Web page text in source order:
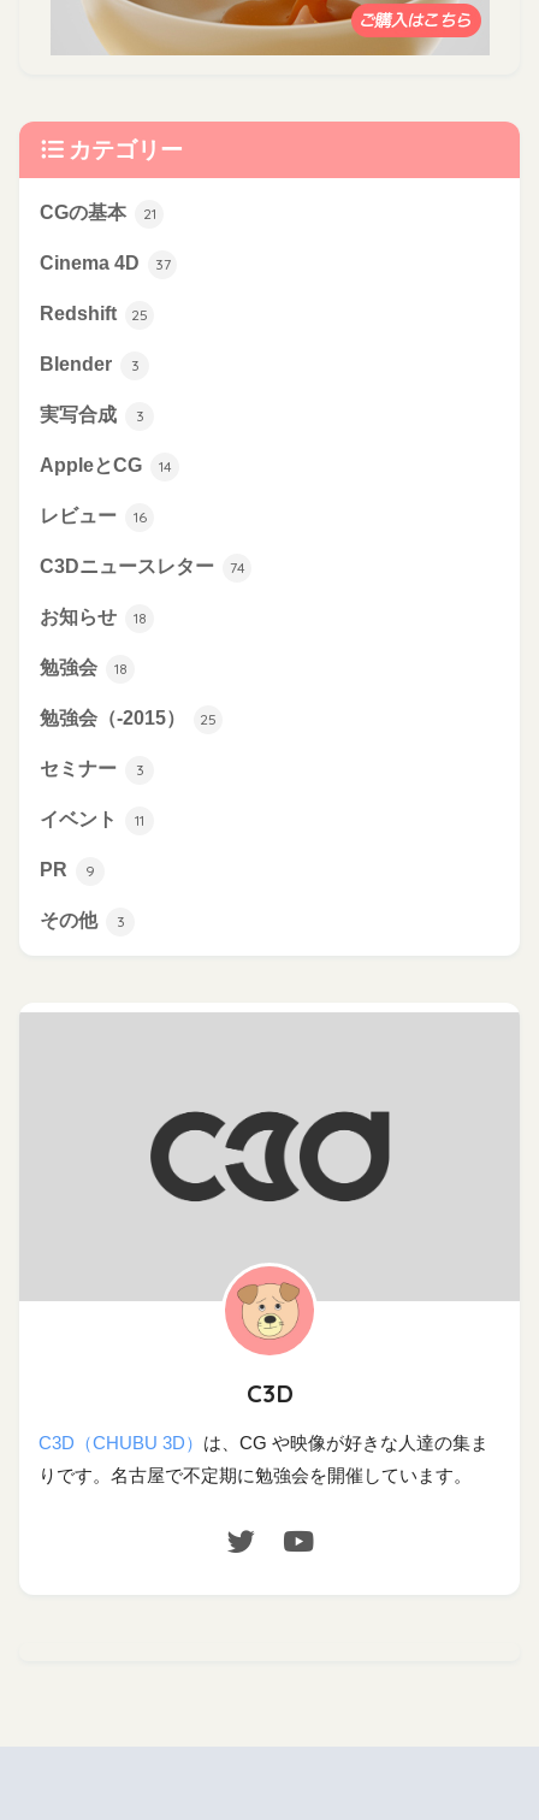
カテゴリー
CGの基本 21
Cinema 4D 37
Redshift 25
Blender 3
実写合成 3
AppleとCG 14
レビュー 16
C3Dニュースレター 74
お知らせ 18
勉強会 18
勉強会（-2015） 25
セミナー 3
イベント 11
PR 9
その他 3
C3D
C3D（CHUBU 3D） は、CG や映像が好きな人達の集ま
りです。名古屋で不定期に勉強会を開催しています。